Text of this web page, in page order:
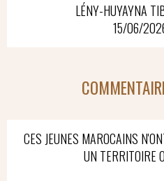
LÉNY-HUYAYNA
15/06/
CES JEUNES MAROCAINS
UN TERRITOIRE